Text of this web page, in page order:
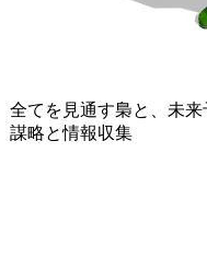
全てを見通す梟と、未来
謀略と情報収集